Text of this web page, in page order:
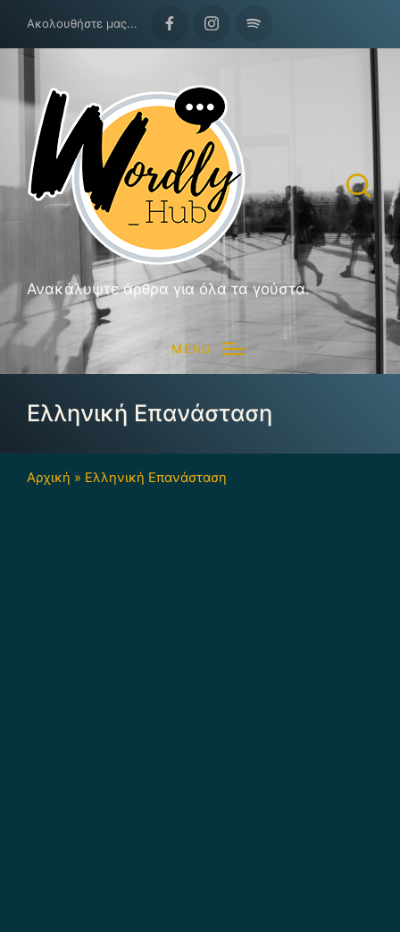
Ακολουθήστε μας...
FacebookInstagramSpotify
Ανακάλυψτε άρθρα για όλα τα γούστα.
MENU
Ελληνική Επανάσταση
Αρχική » Ελληνική Επανάσταση